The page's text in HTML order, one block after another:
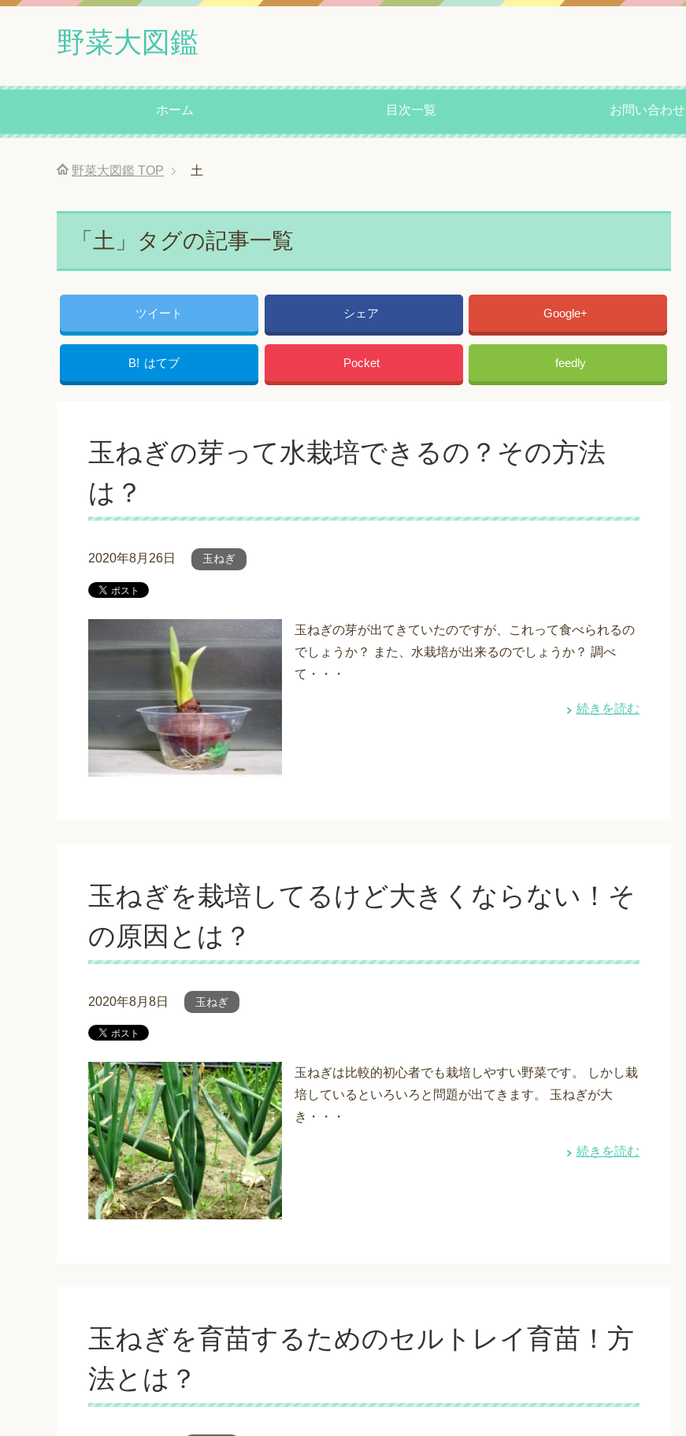
野菜大図鑑
ホーム 目次一覧 お問い合わせ
野菜大図鑑 TOP 土
「土」タグの記事一覧
ツイート シェア Google+
B! はてブ Pocket feedly
玉ねぎの芽って水栽培できるの？その方法
は？
2020年8月26日 玉ねぎ
玉ねぎの芽が出てきていたのですが、これって食べられるの
でしょうか？ また、水栽培が出来るのでしょうか？ 調べ
て・・・
続きを読む
玉ねぎを栽培してるけど大きくならない！そ
の原因とは？
2020年8月8日 玉ねぎ
玉ねぎは比較的初心者でも栽培しやすい野菜です。 しかし栽
培しているといろいろと問題が出てきます。 玉ねぎが大
き・・・
続きを読む
玉ねぎを育苗するためのセルトレイ育苗！方
法とは？